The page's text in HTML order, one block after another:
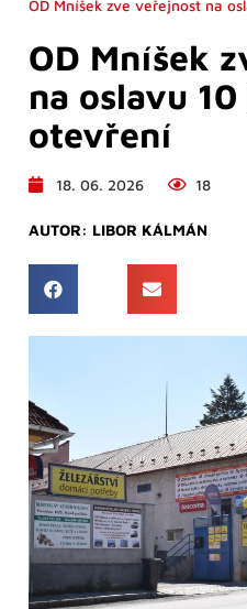
OD Mníšek zve veřejnost na
OD Mníšek
na oslavu
otevření
18. 06. 2026 18
AUTOR: LIBOR KÁLMÁN